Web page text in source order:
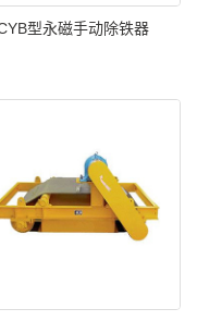
型永磁手动除铁器